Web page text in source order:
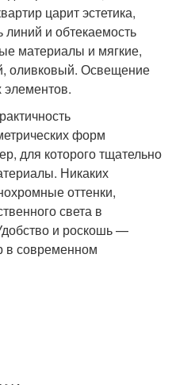
царит эстетика,
линий и обтекаемость
материалы и мягкие,
оливковый. Освещение
элементов.
форм
для которого тщательно
Никаких
оттенки,
света в
и роскошь —
в современном